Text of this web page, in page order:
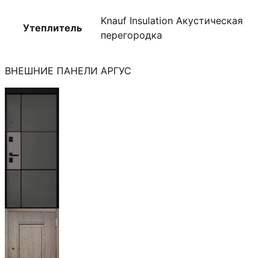
Утеплитель
Knauf Insulation Акустическая
перегородка
ВНЕШНИЕ ПАНЕЛИ АРГУС
Мичиган